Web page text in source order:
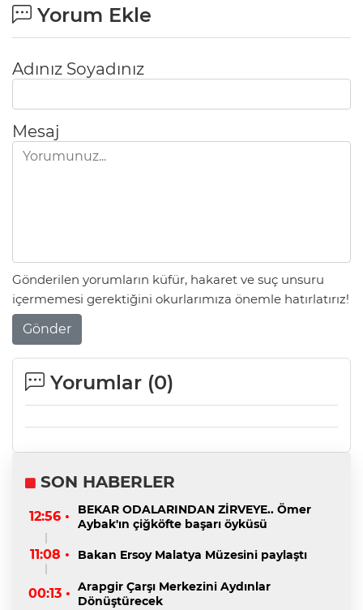
Yorum Ekle
Adınız Soyadınız
Mesaj
Gönderilen yorumların küfür, hakaret ve suç unsuru
içermemesi gerektiğini okurlarımıza önemle hatırlatırız!
Gönder
Yorumlar (0)
SON HABERLER
12:56 •
BEKAR ODALARINDAN ZİRVEYE.. Ömer
Aybak'ın çiğköfte başarı öyküsü
11:08 • Bakan Ersoy Malatya Müzesini paylaştı
00:13 • Arapgir Çarşı Merkezini Aydınlar
Dönüştürecek